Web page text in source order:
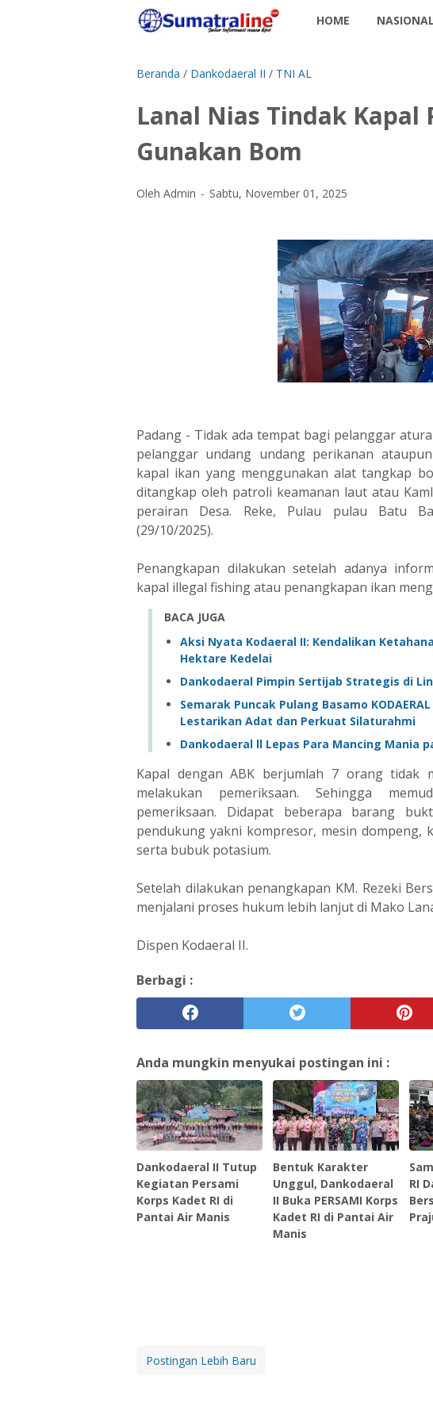
HOME NASIONAL
Beranda / Dankodaeral II / TNI AL
Lanal Nias Tindak Kapal
Gunakan Bom
Oleh Admin Sabtu, November 01, 2025
Padang - Tidak ada tempat bagi pelanggar
pelanggar undang undang perikanan
kapal ikan yang menggunakan alat tangkap
ditangkap oleh patroli keamanan laut atau
perairan Desa. Reke, Pulau pulau Batu
(29/10/2025).
Penangkapan dilakukan setelah adanya
kapal illegal fishing atau penangkapan ikan
BACA JUGA
Aksi Nyata Kodaeral II: Kendalikan
Hektare Kedelai
Dankodaeral Pimpin Sertijab Strategis di
Semarak Puncak Pulang Basamo
Lestarikan Adat dan Perkuat Silaturahmi ‎
Dankodaeral ll Lepas Para Mancing Mania
Kapal dengan ABK berjumlah 7 orang tidak
melakukan pemeriksaan. Sehingga
pemeriksaan. Didapat beberapa barang
pendukung yakni kompresor, mesin dompeng,
serta bubuk potasium.
Setelah dilakukan penangkapan KM. Rezeki
menjalani proses hukum lebih lanjut di Mako
Dispen Kodaeral II.
Berbagi :
Anda mungkin menyukai postingan ini :
Dankodaeral II Tutup
Kegiatan Persami
Korps Kadet RI di
Pantai Air Manis
Bentuk Karakter
Unggul, Dankodaeral
II Buka PERSAMI Korps
Kadet RI di Pantai Air
Manis ‎
RI
Postingan Lebih Baru